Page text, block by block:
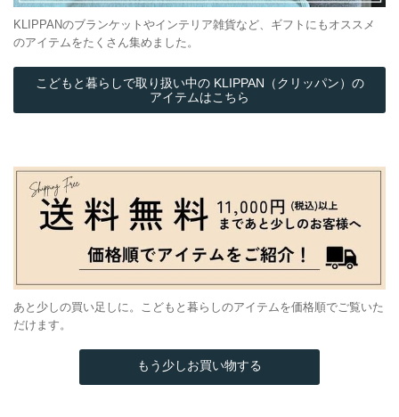
KLIPPANのブランケットやインテリア雑貨など、ギフトにもオススメ
のアイテムをたくさん集めました。
こどもと暮らしで取り扱い中の KLIPPAN（クリッパン）の
アイテムはこちら
あと少しの買い足しに。こどもと暮らしのアイテムを価格順でご覧いた
だけます。
もう少しお買い物する